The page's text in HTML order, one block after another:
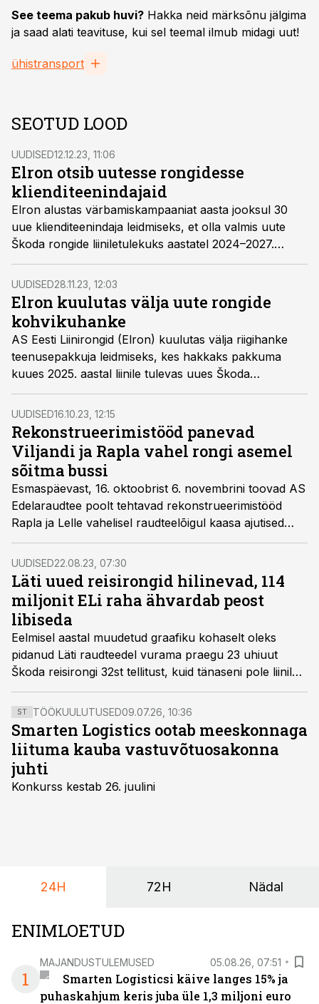
See teema pakub huvi? Hakka neid märksõnu jälgima
ja saad alati teavituse, kui sel teemal ilmub midagi uut!
ühistransport
SEOTUD LOOD
UUDISED12.12.23, 11:06
Elron otsib uutesse rongidesse
klienditeenindajaid
Elron alustas värbamiskampaaniat aasta jooksul 30
uue klienditeenindaja leidmiseks, et olla valmis uute
Škoda rongide liiniletulekuks aastatel 2024–2027.
Tänavu detsembris otsitakse Elronisse kümmet
klienditeenindajat.
UUDISED28.11.23, 12:03
Elron kuulutas välja uute rongide
kohvikuhanke
AS Eesti Liinirongid (Elron) kuulutas välja riigihanke
teenusepakkuja leidmiseks, kes hakkaks pakkuma
kuues 2025. aastal liinile tulevas uues Škoda
elektrirongis reisijatele toitlustusteenust.
UUDISED16.10.23, 12:15
Rekonstrueerimistööd panevad
Viljandi ja Rapla vahel rongi asemel
sõitma bussi
Esmaspäevast, 16. oktoobrist 6. novembrini toovad AS
Edelaraudtee poolt tehtavad rekonstrueerimistööd
Rapla ja Lelle vahelisel raudteelõigul kaasa ajutised
muudatused liinil sõitvate reisirongide
sõiduplaanidesse. Kolme nädala jooksul sõidavad kahe
linna vahel rongide asemel asendusbussid.
UUDISED22.08.23, 07:30
Läti uued reisirongid hilinevad, 114
miljonit ELi raha ähvardab peost
libiseda
Eelmisel aastal muudetud graafiku kohaselt oleks
pidanud Läti raudteedel vurama praegu 23 uhiuut
Škoda reisirongi 32st tellitust, kuid tänaseni pole liinile
jõudnud veel mitte ühtegi rongi. Kui need aasta lõpuks
töös ei ole, kaotab Läti ELi kaasrahastuse. Tegu pole
väikese summaga, jutt käib 114 miljonist eurost.
ST TÖÖKUULUTUSED09.07.26, 10:36
Smarten Logistics ootab meeskonnaga
liituma kauba vastuvõtuosakonna
juhti
Konkurss kestab 26. juulini
24H 72H Nädal
ENIMLOETUD
1
MAJANDUSTULEMUSED 05.08.26, 07:51
Smarten Logisticsi käive langes 15% ja
puhaskahjum keris juba üle 1,3 miljoni euro